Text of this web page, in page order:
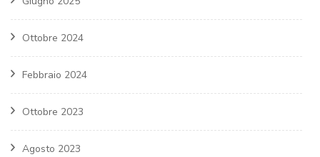
Ottobre 2024
Febbraio 2024
Ottobre 2023
Agosto 2023